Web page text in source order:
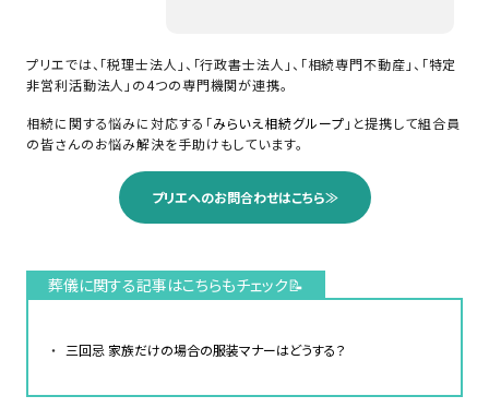
プリエでは、「税理士法人」、「行政書士法人」、「相続専門不動産」、「特定
非営利活動法人」の4つの専門機関が連携。
相続に関する悩みに対応する「みらいえ相続グループ 」と提携して組合員
の皆さんのお悩み解決を手助けもしています。
プリエへのお問合わせはこちら≫
葬儀に関する記事はこちらもチェック📝
三回忌 家族だけの場合の服装マナーはどうする？